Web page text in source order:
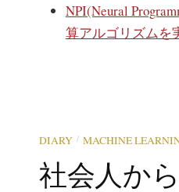
NPI(Neural
算アルゴリズムを
DIARY / MACHINE
社会人か